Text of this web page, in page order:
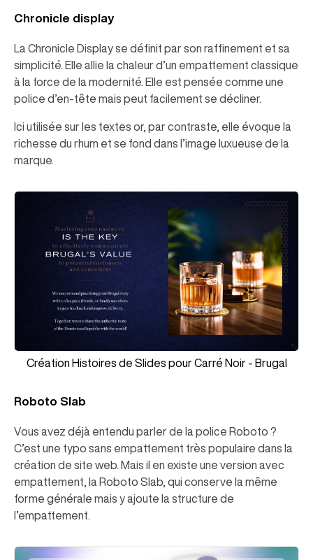
Chronicle display
La Chronicle Display se définit par son raffinement et sa
simplicité. Elle allie la chaleur d’un empattement classique
à la force de la modernité. Elle est pensée comme une
police d’en-tête mais peut facilement se décliner.
Ici utilisée sur les textes or, par contraste, elle évoque la
richesse du rhum et se fond dans l’image luxueuse de la
marque.
Création Histoires de Slides pour Carré Noir - Brugal
Roboto Slab
Vous avez déjà entendu parler de la police Roboto ?
C’est une typo sans empattement très populaire dans la
création de site web. Mais il en existe une version avec
empattement, la Roboto Slab, qui conserve la même
forme générale mais y ajoute la structure de
l’empattement.